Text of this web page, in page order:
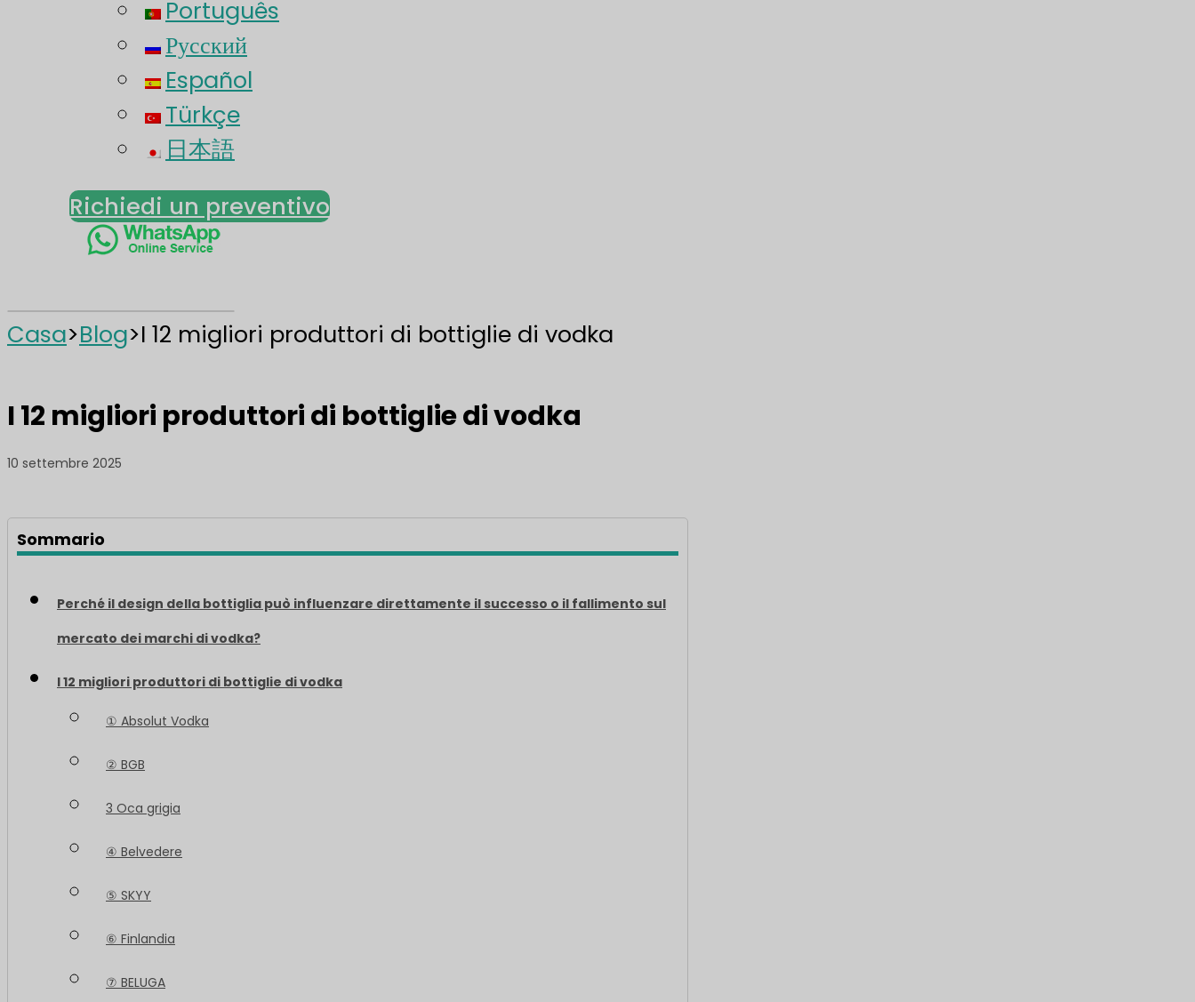
Português
Русский
Español
Türkçe
日本語
Richiedi un preventivo
Casa>Blog>I 12 migliori produttori di bottiglie di vodka
I 12 migliori produttori di bottiglie di vodka
10 settembre 2025
Sommario
Perché il design della bottiglia può influenzare direttamente il successo o il fallimento sul
mercato dei marchi di vodka?
I 12 migliori produttori di bottiglie di vodka
① Absolut Vodka
② BGB
3 Oca grigia
④ Belvedere
⑤ SKYY
⑥ Finlandia
⑦ BELUGA